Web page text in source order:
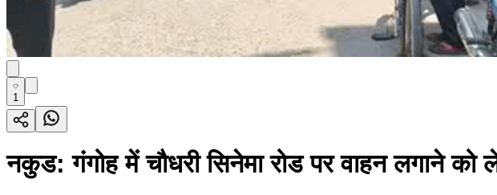
1
नकुड: गंगोह में चौधरी सिनेमा रोड पर वाहन लगाने को